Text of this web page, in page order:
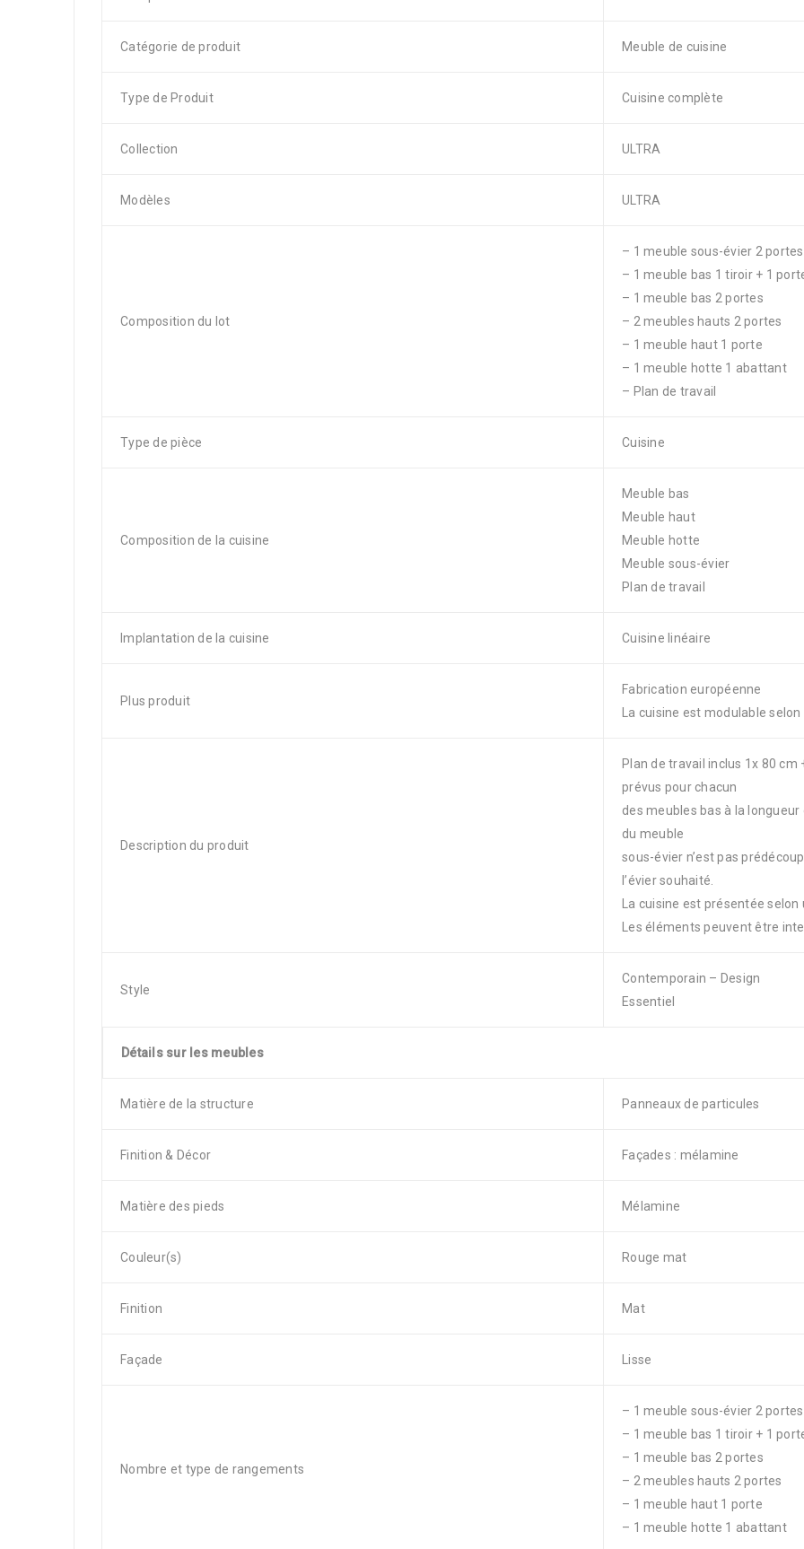
Catégorie de produit Meuble de cuisine
Type de Produit Cuisine complète
Collection ULTRA
Modèles ULTRA
Composition du lot
– 1 meuble sous-évier 2 portes
– 1 meuble bas 1 tiroir + 1
– 1 meuble bas 2 portes
– 2 meubles hauts 2 portes
– 1 meuble haut 1 porte
– 1 meuble hotte 1 abattant
– Plan de travail
Type de pièce Cuisine
Composition de la cuisine
Meuble bas
Meuble haut
Meuble hotte
Meuble sous-évier
Plan de travail
Implantation de la cuisine Cuisine linéaire
Plus produit
Fabrication européenne
La cuisine est modulable
Description du produit
Plan de travail inclus 1x 80 cm
prévus pour chacun
des meubles bas à la
du meuble
sous-évier n’est pas
l’évier souhaité.
La cuisine est présentée
Les éléments peuvent être
Style
Contemporain – Design
Essentiel
Détails sur les meubles
Matière de la structure Panneaux de particules
Finition & Décor Façades : mélamine
Matière des pieds Mélamine
Couleur(s) Rouge mat
Finition Mat
Façade Lisse
Nombre et type de rangements
– 1 meuble sous-évier 2 portes
– 1 meuble bas 1 tiroir + 1
– 1 meuble bas 2 portes
– 2 meubles hauts 2 portes
– 1 meuble haut 1 porte
– 1 meuble hotte 1 abattant